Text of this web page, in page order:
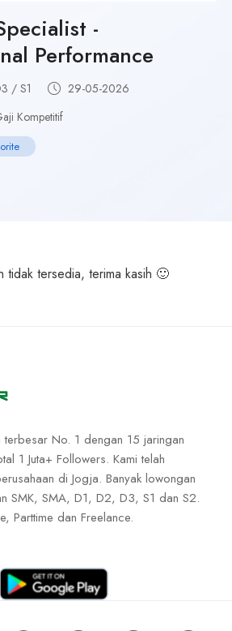
-
Performance
/ S1
29-05-2026
Kompetitif
tidak tersedia, terima kasih 🙂
No. 1 dengan 15 jaringan
1 Juta+ Followers. Kami telah
di Jogja. Banyak lowongan
SMK, SMA, D1, D2, D3, S1 dan S2.
Parttime dan Freelance.